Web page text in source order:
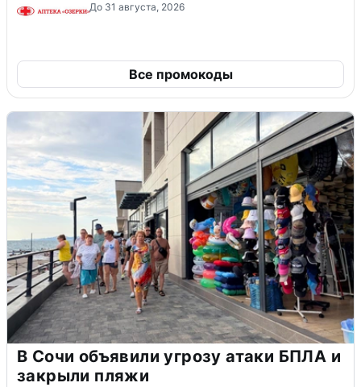
До 31 августа, 2026
Все промокоды
В Сочи объявили угрозу атаки БПЛА и
закрыли пляжи